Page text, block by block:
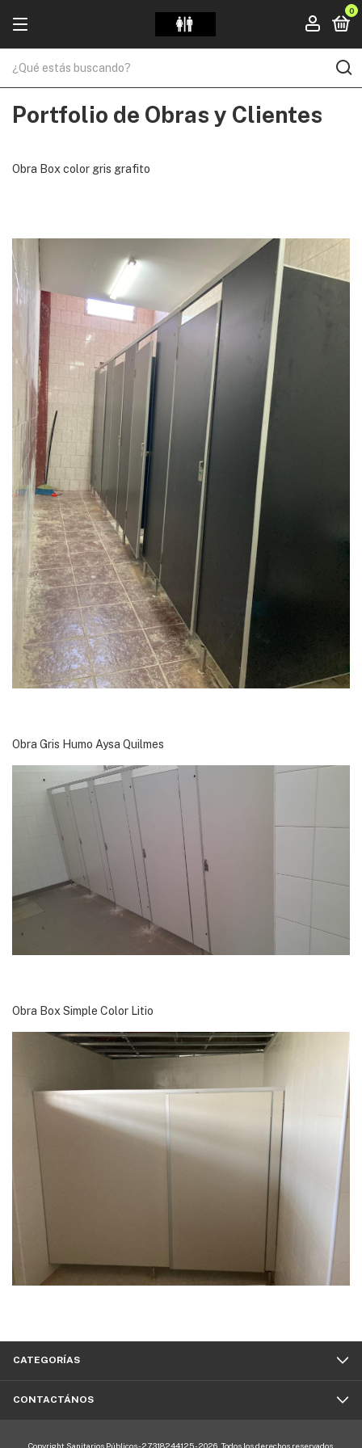
0
Portfolio de Obras y Clientes
Obra Box color gris grafito
Obra Gris Humo Aysa Quilmes
Obra Box Simple Color Litio
CATEGORÍAS
CONTACTÁNOS
Copyright Sanitarios Públicos - 27318244125 - 2026. Todos los derechos reservados.